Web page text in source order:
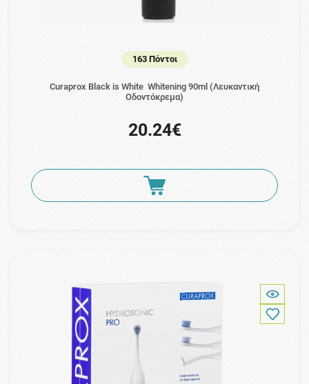
163 Πόντοι
Curaprox Black is White Whitening 90ml (Λευκαντική
Οδοντόκρεμα)
20.24€